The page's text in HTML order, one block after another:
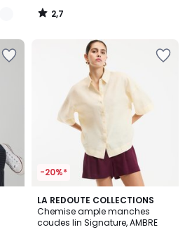
2,7
/
-20%*
LA REDOUTE COLLECTIONS
Chemise ample manches
coudes lin Signature, AMBRE
4,8
/ 5